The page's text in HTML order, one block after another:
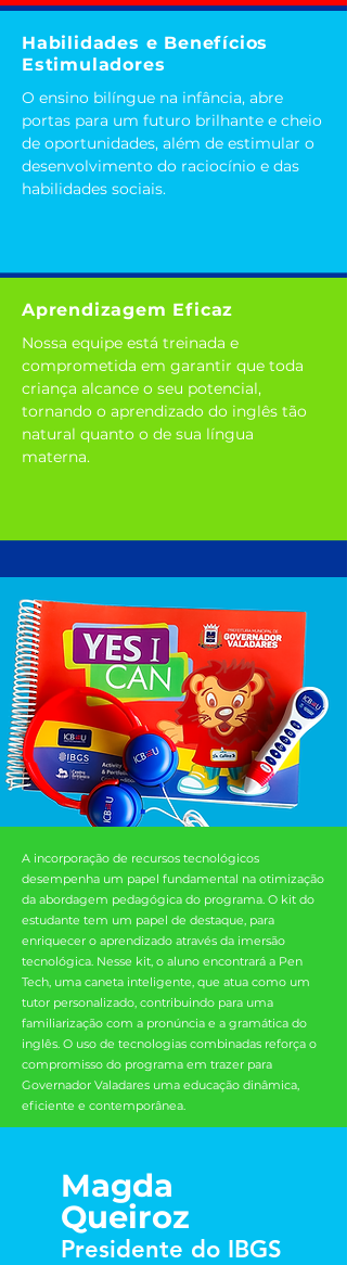
Habilidades e Benefícios
Estimuladores
O ensino bilíngue na infância, abre
portas para um futuro brilhante e cheio
de oportunidades, além de estimular o
desenvolvimento do raciocínio e das
habilidades sociais.
Aprendizagem Eficaz
Nossa equipe está treinada e
comprometida em garantir que toda
criança alcance o seu potencial,
tornando o aprendizado do inglês tão
natural quanto o de sua língua
materna.
A incorporação de recursos tecnológicos
desempenha um papel fundamental na otimização
da abordagem pedagógica do programa. O kit do
estudante tem um papel de destaque, para
enriquecer o aprendizado através da imersão
tecnológica. Nesse kit, o aluno encontrará a Pen
Tech, uma caneta inteligente, que atua como um
tutor personalizado, contribuindo para uma
familiarização com a pronúncia e a gramática do
inglês. O uso de tecnologias combinadas reforça o
compromisso do programa em trazer para
Governador Valadares uma educação dinâmica,
eficiente e contemporânea.
Magda
Queiroz
Presidente do IBGS